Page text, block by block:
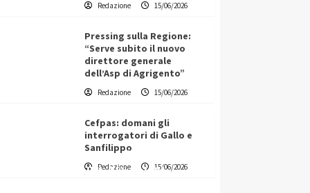
Redazione 15/06/2026
Pressing sulla Regione:
“Serve subito il nuovo
direttore generale
dell’Asp di Agrigento”
Redazione 15/06/2026
Cefpas: domani gli
interrogatori di Gallo e
Sanfilippo
Redazione 15/06/2026
Vino in Italia: il giro d’affari
contribuisce all’1,1% del PIL